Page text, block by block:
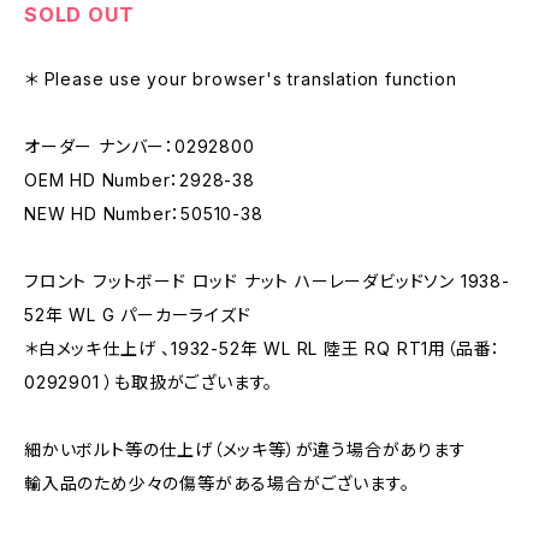
SOLD OUT
＊ Please use your browser's translation function
オーダー ナンバー：0292800
OEM HD Number：2928-38
NEW HD Number：50510-38
フロント フットボード ロッド ナット ハーレーダビッドソン 1938-
52年 WL G パーカーライズド
＊白メッキ仕上げ 、1932-52年 WL RL 陸王 RQ RT1用（品番：
0292901 ）も取扱がございます。
細かいボルト等の仕上げ（メッキ等）が違う場合があります
輸入品のため少々の傷等がある場合がございます。